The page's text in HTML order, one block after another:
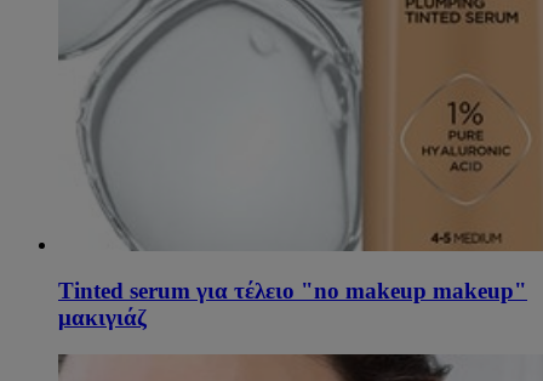
Tinted serum για τέλειο "no makeup makeup"
μακιγιάζ